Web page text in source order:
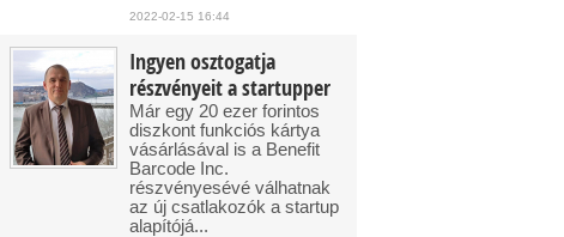
2022-02-15 16:44
Ingyen osztogatja
részvényeit a startupper
Már egy 20 ezer forintos
diszkont funkciós kártya
vásárlásával is a Benefit
Barcode Inc.
részvényesévé válhatnak
az új csatlakozók a startup
alapítójá...